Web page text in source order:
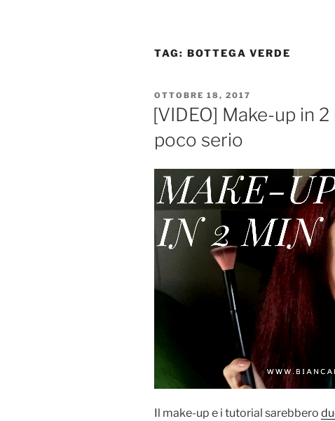
TAG: BOTTEGA VERDE
PUBBLICATO
IL
OTTOBRE 18, 2017
[VIDEO] Make-up in
poco serio
Il make-up e i tutorial sarebbero